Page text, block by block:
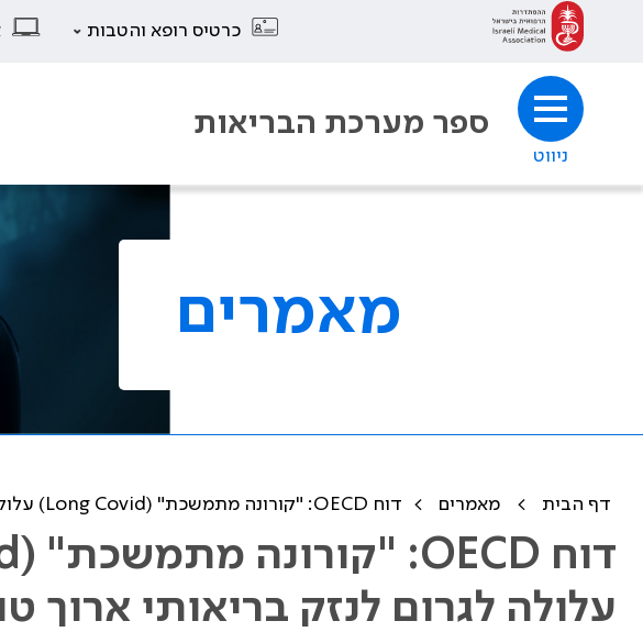
כרטיס רופא והטבות
ניווט
ספר מערכת הבריאות
מאמרים
דף הבית מאמרים דוח OECD: "קורונה מתמשכת" (Long Covid) עלולה לגרום לנזק בריאותי ארוך טווח ולנטל כלכלי כבד
עלולה לגרום לנזק בריאותי ארוך